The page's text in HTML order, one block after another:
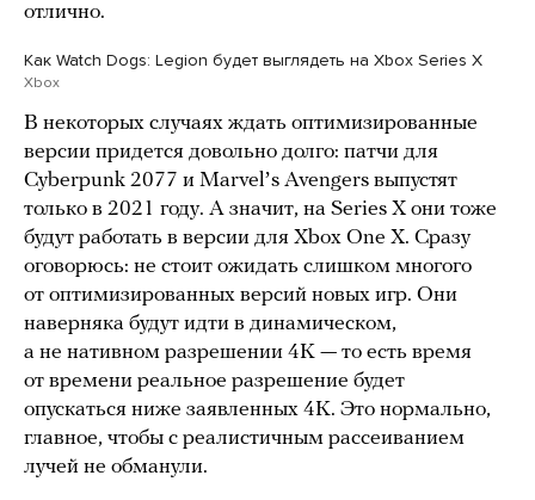
отлично.
Как Watch Dogs: Legion будет выглядеть на Xbox Series X
Xbox
В некоторых случаях ждать оптимизированные
версии придется довольно долго: патчи для
Cyberpunk 2077 и Marvelʼs Avengers выпустят
только в 2021 году. А значит, на Series X они тоже
будут работать в версии для Xbox One X. Сразу
оговорюсь: не стоит ожидать слишком многого
от оптимизированных версий новых игр. Они
наверняка будут идти в динамическом,
а не нативном разрешении 4K — то есть время
от времени реальное разрешение будет
опускаться ниже заявленных 4K. Это нормально,
главное, чтобы с реалистичным рассеиванием
лучей не обманули.